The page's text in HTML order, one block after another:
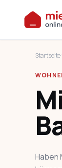
Startseite
Haben